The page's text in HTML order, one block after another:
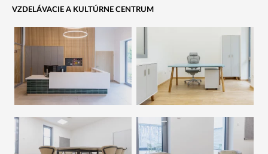
VZDELÁVACIE A KULTÚRNE CENTRUM